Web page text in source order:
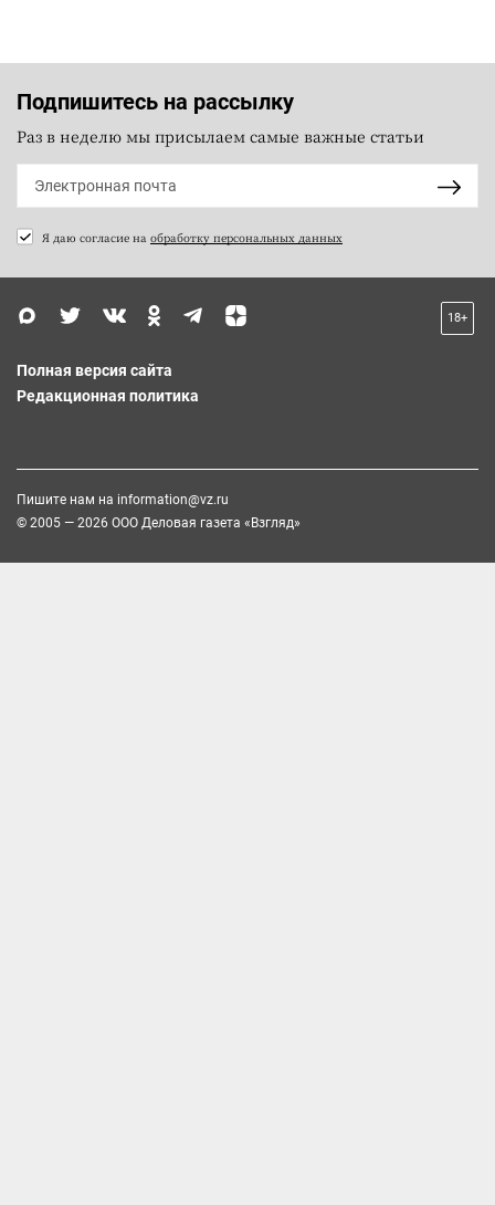
Подпишитесь на рассылку
Раз в неделю мы присылаем самые важные статьи
Я даю согласие на обработку персональных данных
18+
Полная версия сайта
Редакционная политика
Пишите нам на information@vz.ru
© 2005 — 2026 ООО Деловая газета «Взгляд»